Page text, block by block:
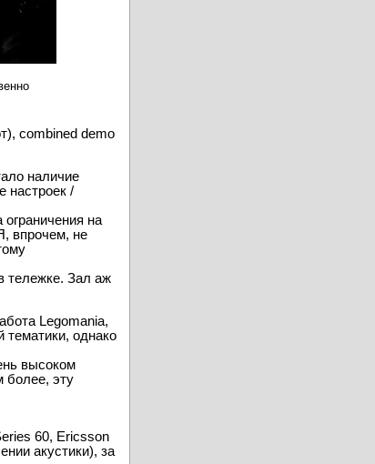
combined demo
наличие
/
на
впрочем, не
Зал аж
Legomania,
однако
высоком
эту
60, Ericsson